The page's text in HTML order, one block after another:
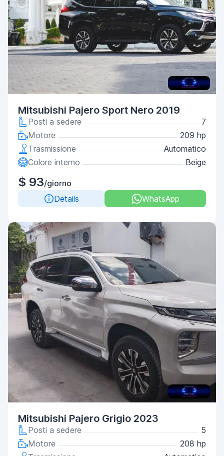
Mitsubishi Pajero Sport Nero 2019
Posti a sedere
7
Motore
209 hp
Trasmissione
Automatico
Colore interno
Beige
$ 93/giorno
Details
WhatsApp
Mitsubishi Pajero Grigio 2023
Posti a sedere
5
Motore
208 hp